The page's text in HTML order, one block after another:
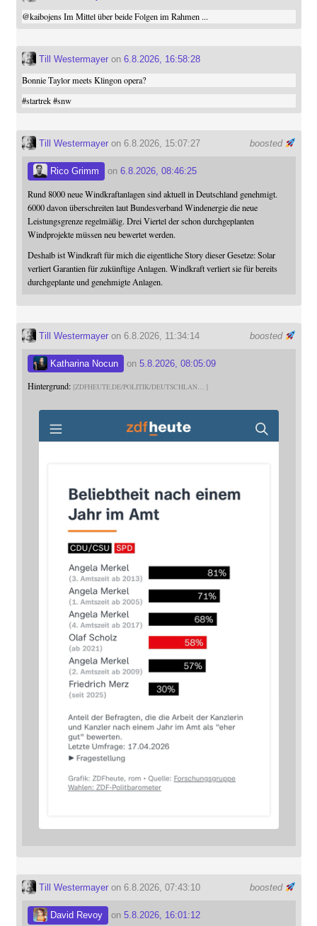
@kaibojensIm Mittel über beide Folgen im Rahmen ...
Till Westermayeron 6.8.2026, 16:58:28
Bonnie Taylor meets Klingon opera?
#startrek #snw
boosted
Till Westermayeron 6.8.2026, 15:07:27
Rico Grimm on 6.8.2026, 08:46:25
Rund 8000 neue Windkraftanlagen sind aktuell in Deutschland genehmigt.
6000 davon überschreiten laut Bundesverband Windenergie die neue
Leistungsgrenze regelmäßig. Drei Viertel der schon durchgeplanten
Windprojekte müssen neu bewertet werden.
Deshalb ist Windkraft für mich die eigentliche Story dieser Gesetze: Solar
verliert Garantien für zukünftige Anlagen. Windkraft verliert sie für bereits
durchgeplante und genehmigte Anlagen.
boosted
Till Westermayeron 6.8.2026, 11:34:14
Katharina Nocun on 5.8.2026, 08:05:09
Hintergrund: ZDFHEUTE.DE/POLITIK/DEUTSCHLAN
boosted
Till Westermayeron 6.8.2026, 07:43:10
David Revoy on 5.8.2026, 16:01:12